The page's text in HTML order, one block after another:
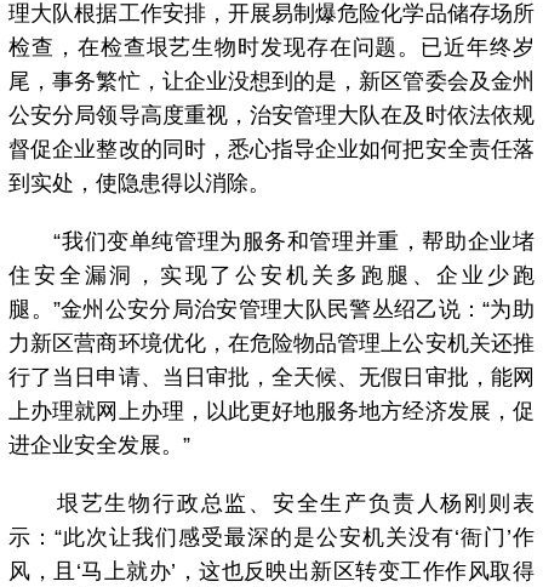
理大队根据工作安排，开展易制爆危险化学品储存场所
检查，在检查垠艺生物时发现存在问题。已近年终岁
尾，事务繁忙，让企业没想到的是，新区管委会及金州
公安分局领导高度重视，治安管理大队在及时依法依规
督促企业整改的同时，悉心指导企业如何把安全责任落
到实处，使隐患得以消除。
“我们变单纯管理为服务和管理并重，帮助企业堵
住安全漏洞，实现了公安机关多跑腿、企业少跑
腿。”金州公安分局治安管理大队民警丛绍乙说：“为助
力新区营商环境优化，在危险物品管理上公安机关还推
行了当日申请、当日审批，全天候、无假日审批，能网
上办理就网上办理，以此更好地服务地方经济发展，促
进企业安全发展。”
垠艺生物行政总监、安全生产负责人杨刚则表
示：“此次让我们感受最深的是公安机关没有‘衙门’作
风，且‘马上就办’，这也反映出新区转变工作作风取得